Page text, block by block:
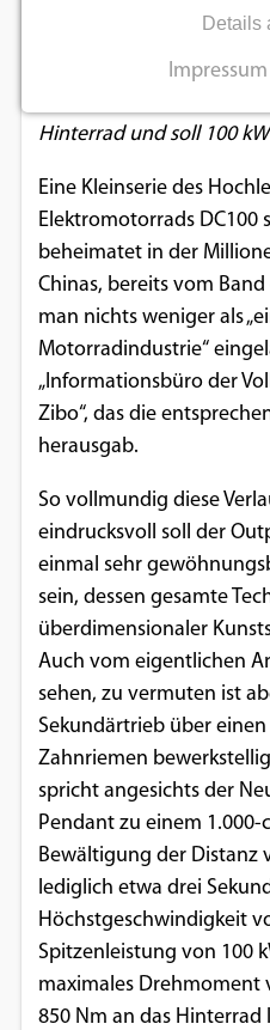
Das Naked Bike, das
Hinterrad und soll 100
Eine Kleinserie des
Elektromotorrads DC100
beheimatet in der
Chinas, bereits vom
man nichts weniger als
Motorradindustrie“
„Informationsbüro der
Zibo“, das die
herausgab.
So vollmundig diese
eindrucksvoll soll der
einmal sehr
sein, dessen gesamte
überdimensionaler
Auch vom eigentlichen
sehen, zu vermuten ist
Sekundärtrieb über
Zahnriemen
spricht angesichts der
Pendant zu einem 1.000-
Bewältigung der Distanz
lediglich etwa drei
Höchstgeschwindigkeit
Spitzenleistung von 100
maximales Drehmoment
850 Nm an das Hinterrad
Details
Notwendige
einwandfreie
Einverständnis-
Name:
cookie_consent
Dieser Cookie
Einverständnis-
Cookie Laufzeit:
1 Jahr
EXTERNE
Um Inhalte von
Social Media
können, werden
Medien Cookies
YouTube
Vimeo
Impressum